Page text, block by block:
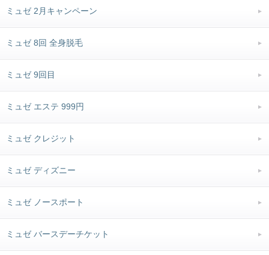
ミュゼ 2月キャンペーン
ミュゼ 8回 全身脱毛
ミュゼ 9回目
ミュゼ エステ 999円
ミュゼ クレジット
ミュゼ ディズニー
ミュゼ ノースポート
ミュゼ バースデーチケット